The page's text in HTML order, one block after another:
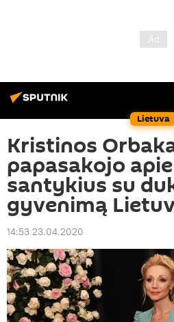
Lietuva
Kristinos
papasakojo
santykius su
gyvenimą
14:53 23.04.2020